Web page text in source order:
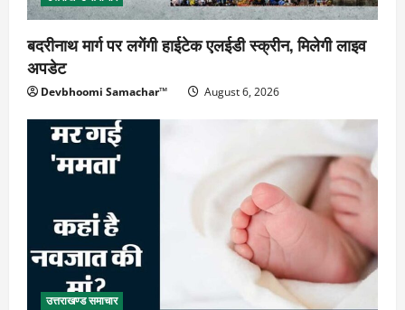
बदरीनाथ मार्ग पर लगेंगी हाईटेक एलईडी स्क्रीन, मिलेगी लाइव
अपडेट
Devbhoomi Samachar™ August 6, 2026
उत्तराखण्ड समाचार